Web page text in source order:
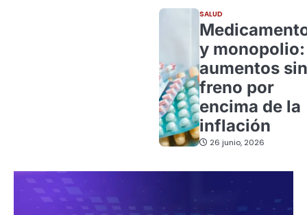
SALUD
y monopolio:
aumentos sin
freno por
encima de la
inflación
26 junio, 2026